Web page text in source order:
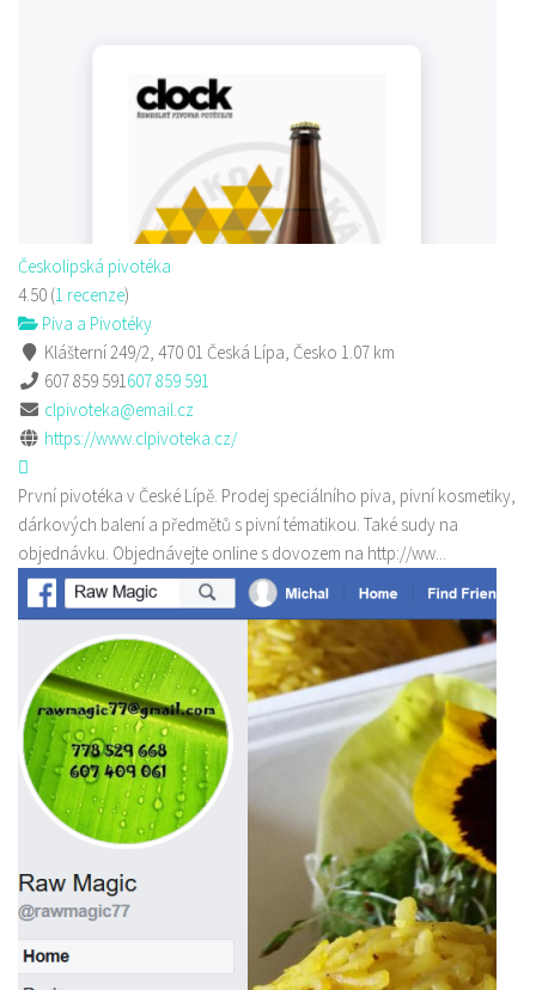
Českolipská pivotéka
4.50 (1 recenze)
Piva a Pivotéky
Klášterní 249/2, 470 01 Česká Lípa, Česko 1.07 km
607 859 591607 859 591
clpivoteka@email.cz
https://www.clpivoteka.cz/
První pivotéka v České Lípě. Prodej speciálního piva, pivní kosmetiky,
dárkových balení a předmětů s pivní tématikou. Také sudy na
objednávku. Objednávejte online s dovozem na http://ww...